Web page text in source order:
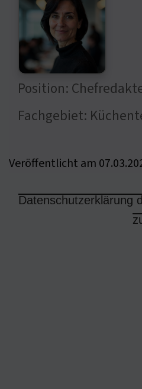
Position:
Fachgebiet:
Veröffentlicht am
Datenschutzerklärung